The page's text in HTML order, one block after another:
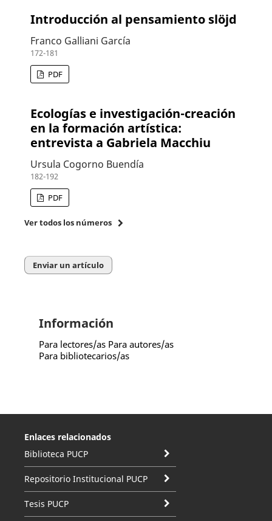
Introducción al pensamiento slöjd
Franco Galliani García
172-181
PDF
Ecologías e investigación-creación
en la formación artística:
entrevista a Gabriela Macchiu
Ursula Cogorno Buendía
182-192
PDF
Ver todos los números
Enviar un artículo
Información
Para lectores/as Para autores/as
Para bibliotecarios/as
Enlaces relacionados
Biblioteca PUCP
Repositorio Institucional PUCP
Tesis PUCP